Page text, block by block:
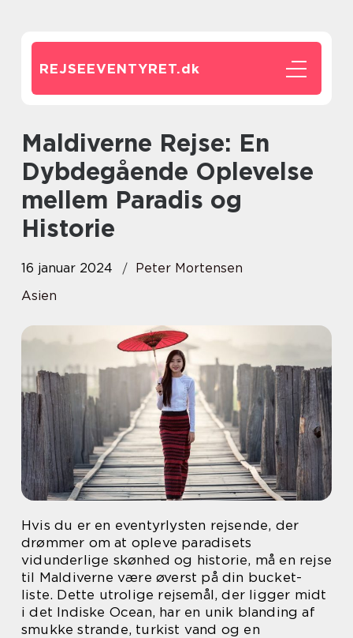
REJSEEVENTYRET.dk
Maldiverne Rejse: En
Dybdegående Oplevelse
mellem Paradis og
Historie
16 januar 2024
Peter Mortensen
Asien
Hvis du er en eventyrlysten rejsende, der
drømmer om at opleve paradisets
vidunderlige skønhed og historie, må en rejse
til Maldiverne være øverst på din bucket-
liste. Dette utrolige rejsemål, der ligger midt
i det Indiske Ocean, har en unik blanding af
smukke strande, turkist vand og en